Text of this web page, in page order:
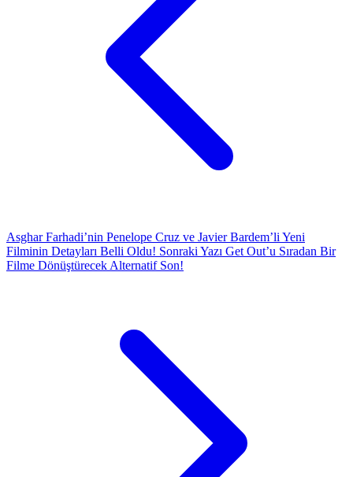
Asghar Farhadi’nin Penelope Cruz ve Javier Bardem’li Yeni
Filminin Detayları Belli Oldu! Sonraki Yazı Get Out’u Sıradan Bir
Filme Dönüştürecek Alternatif Son!